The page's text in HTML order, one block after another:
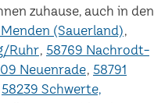
zuhause, auch in den
(Sauerland)
Ruhr 58769 Nachrodt-
Neuenrade 58791
58239 Schwerte,